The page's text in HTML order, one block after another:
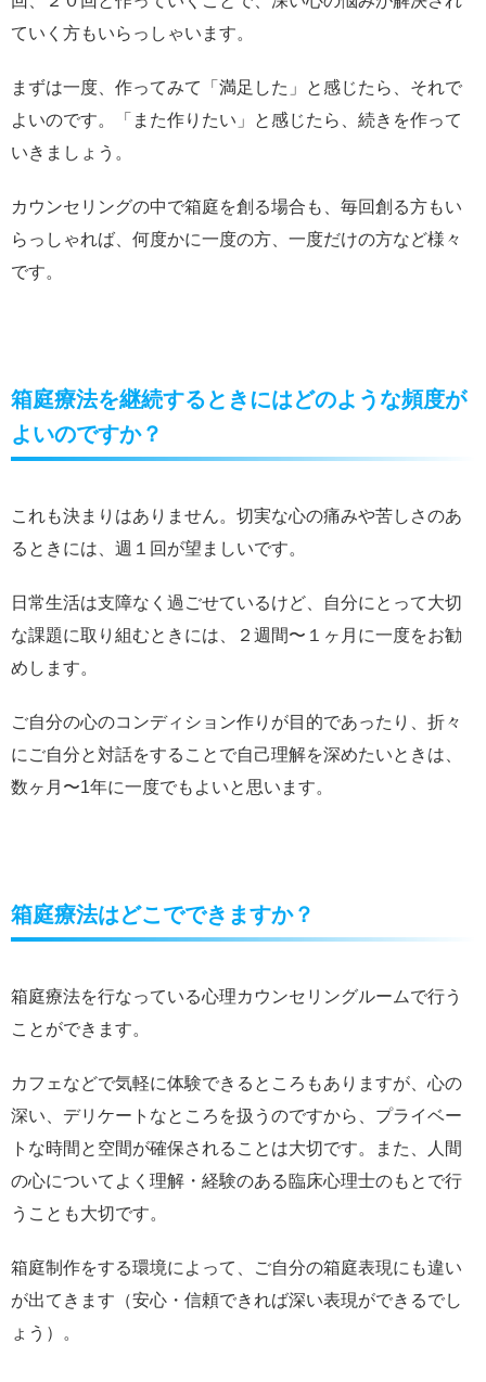
ていく方もいらっしゃいます。
まずは一度、作ってみて「満足した」と感じたら、それで
よいのです。「また作りたい」と感じたら、続きを作って
いきましょう。
カウンセリングの中で箱庭を創る場合も、毎回創る方もい
らっしゃれば、何度かに一度の方、一度だけの方など様々
です。
箱庭療法を継続するときにはどのような頻度が
よいのですか？
これも決まりはありません。切実な心の痛みや苦しさのあ
るときには、週１回が望ましいです。
日常生活は支障なく過ごせているけど、自分にとって大切
な課題に取り組むときには、２週間〜１ヶ月に一度をお勧
めします。
ご自分の心のコンディション作りが目的であったり、折々
にご自分と対話をすることで自己理解を深めたいときは、
数ヶ月〜1年に一度でもよいと思います。
箱庭療法はどこでできますか？
箱庭療法を行なっている心理カウンセリングルームで行う
ことができます。
カフェなどで気軽に体験できるところもありますが、心の
深い、デリケートなところを扱うのですから、プライベー
トな時間と空間が確保されることは大切です。また、人間
の心についてよく理解・経験のある臨床心理士のもとで行
うことも大切です。
箱庭制作をする環境によって、ご自分の箱庭表現にも違い
が出てきます（安心・信頼できれば深い表現ができるでし
ょう）。